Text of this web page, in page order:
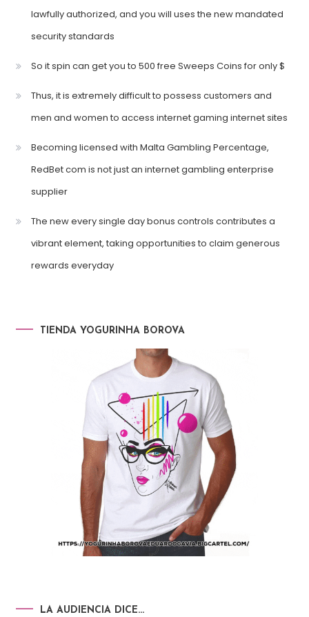
lawfully authorized, and you will uses the new mandated
security standards
So it spin can get you to 500 free Sweeps Coins for only $
Thus, it is extremely difficult to possess customers and
men and women to access internet gaming internet sites
Becoming licensed with Malta Gambling Percentage,
RedBet com is not just an internet gambling enterprise
supplier
The new every single day bonus controls contributes a
vibrant element, taking opportunities to claim generous
rewards everyday
TIENDA YOGURINHA BOROVA
LA AUDIENCIA DICE…